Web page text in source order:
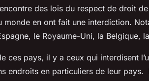
des lois du respect de droit
monde en ont fait une interdiction.
le Royaume-Uni, la Belgique,
ces pays, il y a ceux qui interdisent
endroits en particuliers de leur